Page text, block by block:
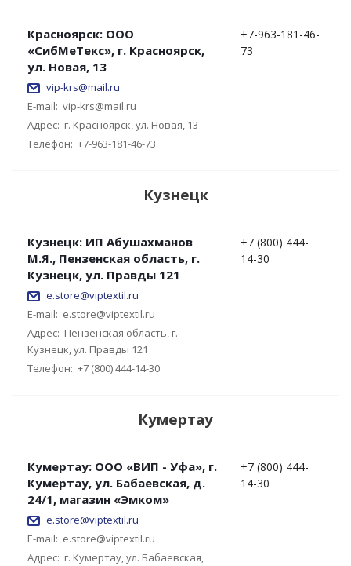
Красноярск: ООО
«СибМеТекс», г. Красноярск,
ул. Новая, 13
vip-krs@mail.ru
E-mail: vip-krs@mail.ru
Адрес: г. Красноярск, ул. Новая, 13
Телефон: +7-963-181-46-73
+7-963-181-46-
73
Кузнецк
Кузнецк: ИП Абушахманов
М.Я., Пензенская область, г.
Кузнецк, ул. Правды 121
e.store@viptextil.ru
E-mail: e.store@viptextil.ru
Адрес: Пензенская область, г.
Кузнецк, ул. Правды 121
Телефон: +7 (800) 444-14-30
+7 (800) 444-
14-30
Кумертау
Кумертау: ООО «ВИП - Уфа», г.
Кумертау, ул. Бабаевская, д.
24/1, магазин «Эмком»
e.store@viptextil.ru
E-mail: e.store@viptextil.ru
Адрес: г. Кумертау, ул. Бабаевская,
+7 (800) 444-
14-30